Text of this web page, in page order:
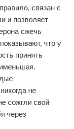
связан с
и позволяет
сжечь
что у
принять
не
сожгли свой
через